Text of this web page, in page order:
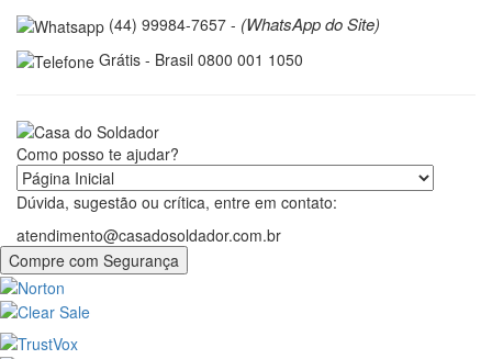
(44) 99984-7657 - (WhatsApp do Site)
Grátis - Brasil 0800 001 1050
Como posso te ajudar?
Dúvida, sugestão ou crítica, entre em contato:
atendimento@casadosoldador.com.br
Compre com Segurança